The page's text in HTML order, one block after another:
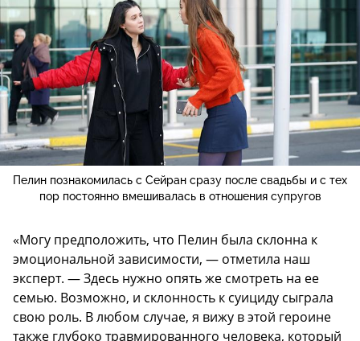
Пелин познакомилась с Сейран сразу после свадьбы и с тех
пор постоянно вмешивалась в отношения супругов
«Могу предположить, что Пелин была склонна к
эмоциональной зависимости, — отметила наш
эксперт. — Здесь нужно опять же смотреть на ее
семью. Возможно, и склонность к суициду сыграла
свою роль. В любом случае, я вижу в этой героине
также глубоко травмированного человека, который